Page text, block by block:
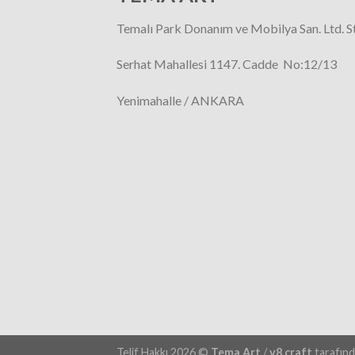
Temalı Park Donanım ve Mobilya San. Ltd.
Serhat Mahallesi 1147. Cadde No:12/13
Yenimahalle / ANKARA
Telif Hakkı 2026 © Tema Art /v8 craft